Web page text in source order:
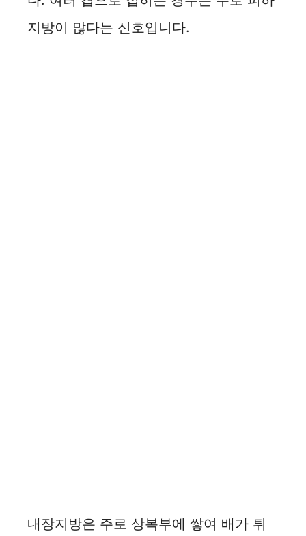
지방이 많다는 신호입니다.
내장지방은 주로 상복부에 쌓여 배가 튀